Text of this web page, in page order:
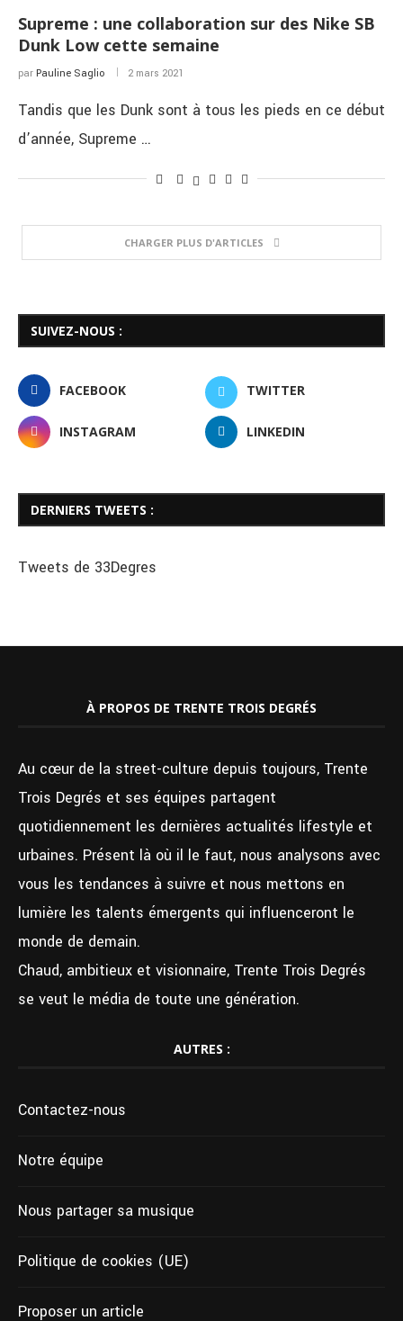
Supreme : une collaboration sur des Nike SB
Dunk Low cette semaine
par Pauline Saglio 2 mars 2021
Tandis que les Dunk sont à tous les pieds en ce début
d’année, Supreme …
CHARGER PLUS D'ARTICLES
SUIVEZ-NOUS :
FACEBOOK TWITTER
INSTAGRAM LINKEDIN
DERNIERS TWEETS :
Tweets de 33Degres
À PROPOS DE TRENTE TROIS DEGRÉS
Au cœur de la street-culture depuis toujours, Trente
Trois Degrés et ses équipes partagent
quotidiennement les dernières actualités lifestyle et
urbaines. Présent là où il le faut, nous analysons avec
vous les tendances à suivre et nous mettons en
lumière les talents émergents qui influenceront le
monde de demain.
Chaud, ambitieux et visionnaire, Trente Trois Degrés
se veut le média de toute une génération.
AUTRES :
Contactez-nous
Notre équipe
Nous partager sa musique
Politique de cookies (UE)
Proposer un article